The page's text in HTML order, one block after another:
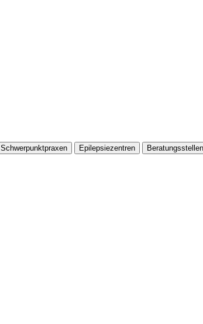
Schwerpunktpraxen Epilepsiezentren Beratungsstellen